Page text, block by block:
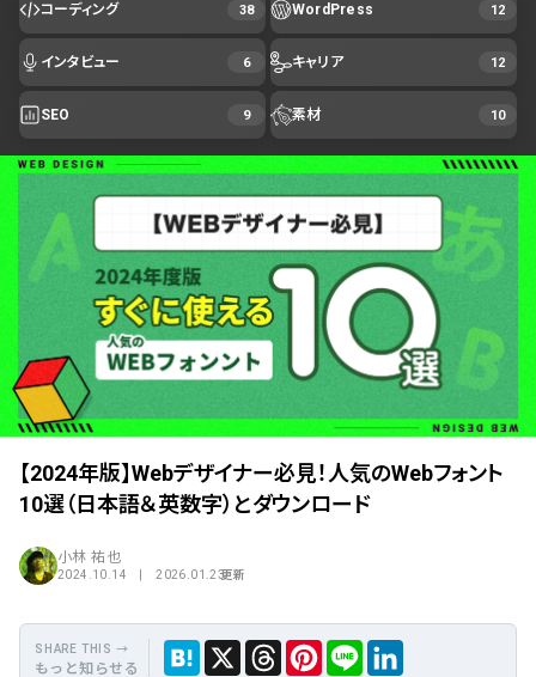
コーディング 38 WordPress 12
インタビュー 6 キャリア 12
SEO 9 素材 10
【2024年版】Webデザイナー必見！人気のWebフォント
10選（日本語＆英数字）とダウンロード
小林 祐也
2024.10.14 | 2026.01.23更新
もっと知らせる